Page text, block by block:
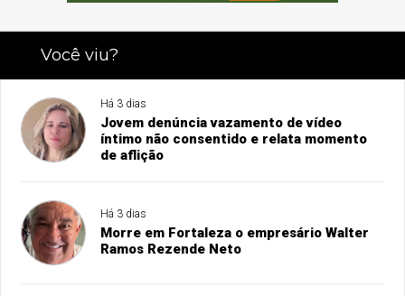
Você viu?
Há 3 dias
Jovem denúncia vazamento de vídeo
íntimo não consentido e relata momento
de aflição
Há 3 dias
Morre em Fortaleza o empresário Walter
Ramos Rezende Neto